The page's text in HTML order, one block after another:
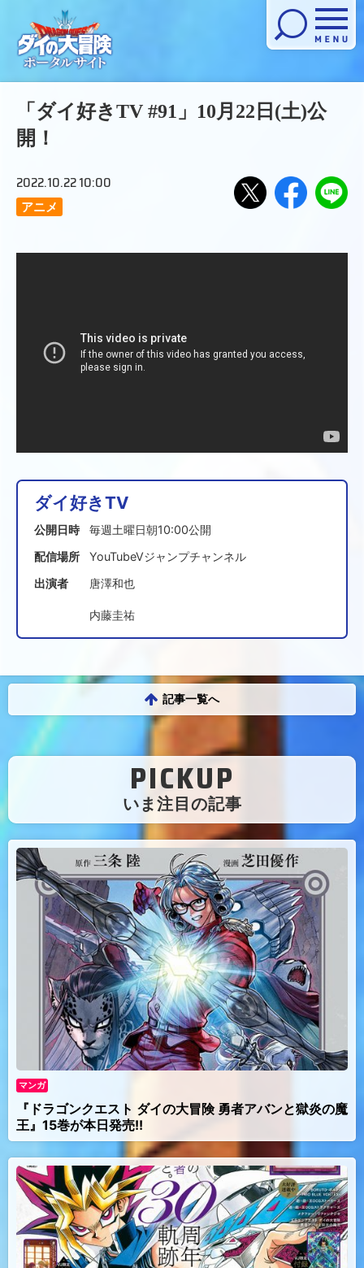
「ダイ好きTV #91」10月22日(土)公
開！
2022.10.22 10:00
アニメ
アす
ェア
くる
ダイ好きTV
公開日時
毎週土曜日朝10:00公開
配信場所
YouTubeVジャンプチャンネル
出演者
唐澤和也
内藤圭祐
記事一覧へ
PICKUP
いま注目の記事
）
マンガ
『ドラゴンクエスト ダイの大冒険 勇者アバンと獄炎の魔
王』15巻が本日発売!!